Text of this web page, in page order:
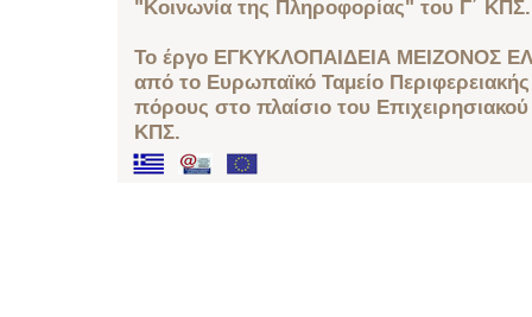
"Κοινωνία της Πληροφορίας" του Γ΄ ΚΠΣ.
Το έργο ΕΓΚΥΚΛΟΠΑΙΔΕΙΑ ΜΕΙΖΟΝΟΣ
από το Ευρωπαϊκό Ταμείο
πόρους στο πλαίσιο του
ΚΠΣ.